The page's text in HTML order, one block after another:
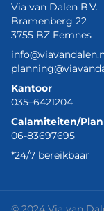
Via van Dalen B.V.
Bramenberg 22
3755 BZ Eemnes
Kantoor
035–6421204
Calamiteiten/
06-83697695
*24/7 bereikbaar